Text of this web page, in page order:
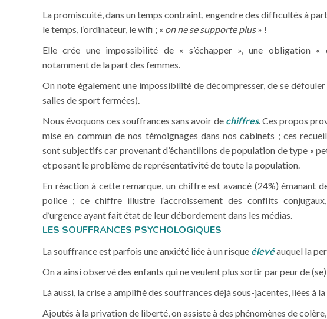
La promiscuité, dans un temps contraint, engendre des difficultés à
le temps, l’ordinateur, le wifi ; « on ne se supporte plus» !
Elle crée une impossibilité de « s’échapper », une obligation «
notamment de la part des femmes.
On note également une impossibilité de décompresser, de se défouler
salles de sport fermées).
Nous évoquons ces souffrances sans avoir de chiffres. Ces propos
mise en commun de nos témoignages dans nos cabinets ; ces
sont subjectifs car provenant d’échantillons de population de type «
et posant le problème de représentativité de toute la population.
En réaction à cette remarque, un chiffre est avancé (24%) émanant
police ; ce chiffre illustre l’accroissement des conflits
d’urgence ayant fait état de leur débordement dans les médias.
LES SOUFFRANCES PSYCHOLOGIQUES
La souffrance est parfois une anxiété liée à un risque élevéauquel la
On a ainsi observé des enfants qui ne veulent plus sortir par peur de
Là aussi, la crise a amplifié des souffrances déjà sous-jacentes, liées à
Ajoutés à la privation de liberté, on assiste à des phénomènes de